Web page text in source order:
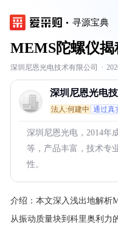
寻源宝典
MEMS陀螺仪揭
深圳尼恩光电技术有限公司 ·
深圳尼恩光电
法人:何建中 通过真
深圳尼恩光电，2014年
等，产品丰富，技术专
性。
介绍： 本文深入浅出地解析
从振动质量块到科里奥利力